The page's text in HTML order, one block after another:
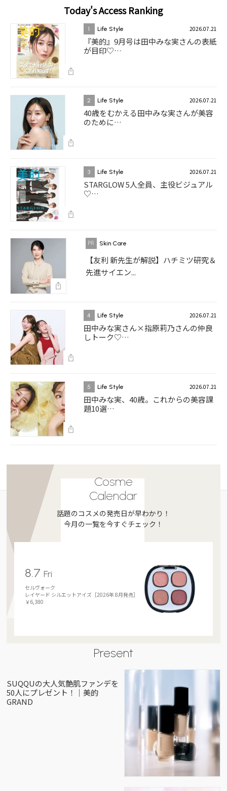
Today's Access Ranking
1 Life Style 2026.07.21
『美的』9月号は田中みな実さんの表紙
が目印♡…
2 Life Style 2026.07.21
40歳をむかえる田中みな実さんが美容
のために…
3 Life Style 2026.07.21
STARGLOW 5人全員、主役ビジュアル
♡…
Skin Care
【友利 新先生が解説】ハチミツ研究＆
先進サイエン...
4 Life Style 2026.07.21
田中みな実さん×指原莉乃さんの仲良
しトーク♡…
5 Life Style 2026.07.21
田中みな実、40歳。これからの美容課
題10選…
Cosme
Calendar
話題のコスメの発売日が早わかり！
今月の一覧を今すぐチェック！
8.7Fri
セルヴォーク
レイヤード シルエットアイズ［2026年 8月発売］
￥6,380
Present
SUQQUの大人気艶肌ファンデを
50人にプレゼント！｜美的
GRAND